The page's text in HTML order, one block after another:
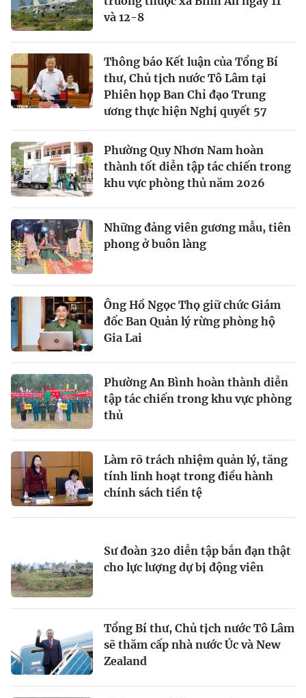
và 12-8
Thông báo Kết luận của Tổng Bí
thư, Chủ tịch nước Tô Lâm tại
Phiên họp Ban Chỉ đạo Trung
ương thực hiện Nghị quyết 57
Phường Quy Nhơn Nam hoàn
thành tốt diễn tập tác chiến trong
khu vực phòng thủ năm 2026
Những đảng viên gương mẫu, tiên
phong ở buôn làng
Ông Hồ Ngọc Thọ giữ chức Giám
đốc Ban Quản lý rừng phòng hộ
Gia Lai
Phường An Bình hoàn thành diễn
tập tác chiến trong khu vực phòng
thủ
Làm rõ trách nhiệm quản lý, tăng
tính linh hoạt trong điều hành
chính sách tiền tệ
Sư đoàn 320 diễn tập bắn đạn thật
cho lực lượng dự bị động viên
Tổng Bí thư, Chủ tịch nước Tô Lâm
sẽ thăm cấp nhà nước Úc và New
Zealand